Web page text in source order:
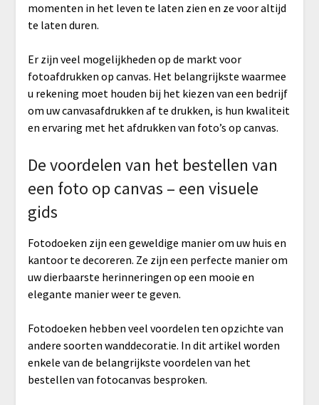
momenten in het leven te laten zien en ze voor altijd
te laten duren.
Er zijn veel mogelijkheden op de markt voor
fotoafdrukken op canvas. Het belangrijkste waarmee
u rekening moet houden bij het kiezen van een bedrijf
om uw canvasafdrukken af te drukken, is hun kwaliteit
en ervaring met het afdrukken van foto’s op canvas.
De voordelen van het bestellen van
een foto op canvas – een visuele
gids
Fotodoeken zijn een geweldige manier om uw huis en
kantoor te decoreren. Ze zijn een perfecte manier om
uw dierbaarste herinneringen op een mooie en
elegante manier weer te geven.
Fotodoeken hebben veel voordelen ten opzichte van
andere soorten wanddecoratie. In dit artikel worden
enkele van de belangrijkste voordelen van het
bestellen van fotocanvas besproken.